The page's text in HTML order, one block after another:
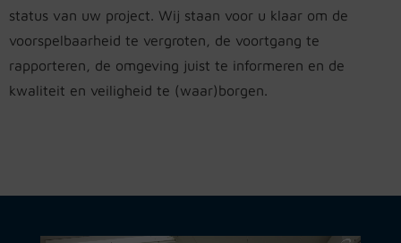
status van uw project. Wij staan voor u klaar om de
voorspelbaarheid te vergroten, de voortgang te
rapporteren, de omgeving juist te informeren en de
kwaliteit en veiligheid te (waar)borgen.